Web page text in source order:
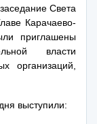
Света
Карачаево-
приглашены
власти
организаций,
выступили: